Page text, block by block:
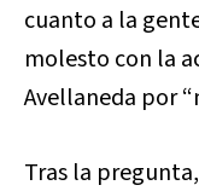
cuanto a la
molesto con la
Avellaneda por
Tras la